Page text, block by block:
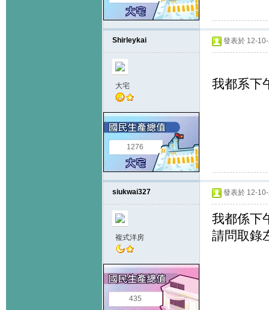
Shirleykai
大宅
1276
發表於 12-
我都系下
siukwai327
複式洋房
435
發表於 12-
我都係下
請問取錄